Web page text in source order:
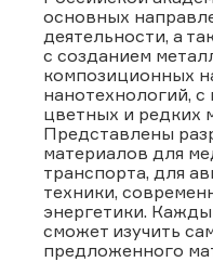
основных
деятельности, а
с созданием
композиционных
нанотехнологий,
цветных и редких
Представлены
материалов для
транспорта, для
техники,
энергетики.
сможет изучить
предложенного